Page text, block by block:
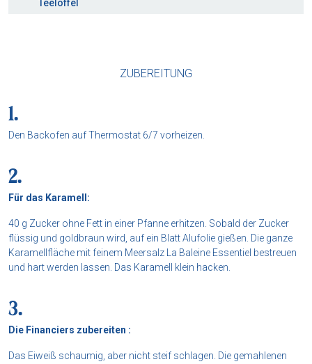
Teelöffel
ZUBEREITUNG
Den Backofen auf Thermostat 6/7 vorheizen.
Für das Karamell:
40 g Zucker ohne Fett in einer Pfanne erhitzen. Sobald der Zucker
flüssig und goldbraun wird, auf ein Blatt Alufolie gießen. Die ganze
Karamellfläche mit feinem Meersalz La Baleine Essentiel bestreuen
und hart werden lassen. Das Karamell klein hacken.
Die Financiers zubereiten :
Das Eiweiß schaumig, aber nicht steif schlagen. Die gemahlenen